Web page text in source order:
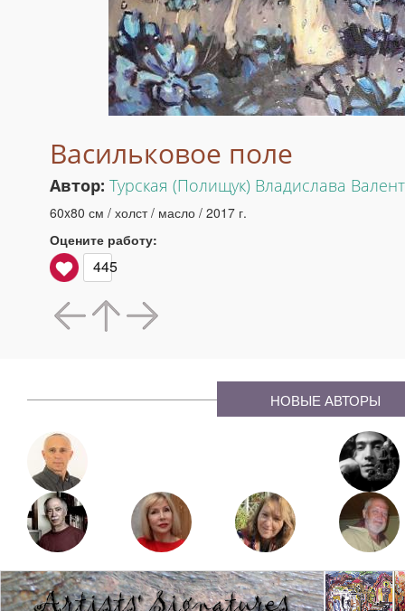
Васильковое поле
Автор: Турская (Полищук) Владислава
60x80 см / холст / масло / 2017 г.
Оцените работу:
445
НОВЫЕ АВТОРЫ